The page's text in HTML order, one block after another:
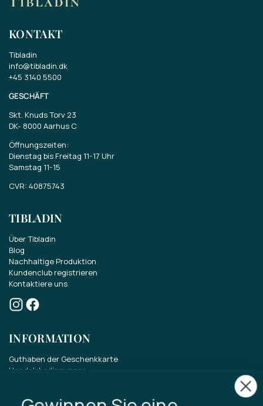
KONTAKT
Tibladin
info@tibladin.dk
+45 3140 5500
GESCHÄFT
Skt. Knuds Torv 23
DK- 8000 Aarhus C
Öffnungszeiten:
Dienstag bis Freitag 11-17 Uhr
Samstag 11-15
CVR: 40875743
TIBLADIN
Über Tibladin
Blog
Nachhaltige Produktion
Kundenclub registrieren
Kontaktiere uns
INFORMATION
Guthaben der Geschenkkarte
Handelsbedingungen
Geschenkkarte im Wert
von70 EUR.
Nehmen Sie am Wettbewerb um eine
Geschenkkarte im Wert von 70 EUR teil.
unserem Sortiment, Angeboten und vielem
mehr.